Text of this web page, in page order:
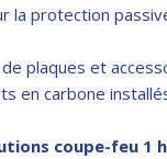
la protection
plaques et
en carbone
coupe-feu 1